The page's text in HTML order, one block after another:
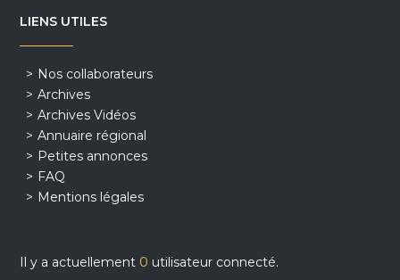
LIENS UTILES
Nos collaborateurs
Archives
Archives Vidéos
Annuaire régional
Petites annonces
FAQ
Mentions légales
Il y a actuellement 0 utilisateur connecté.